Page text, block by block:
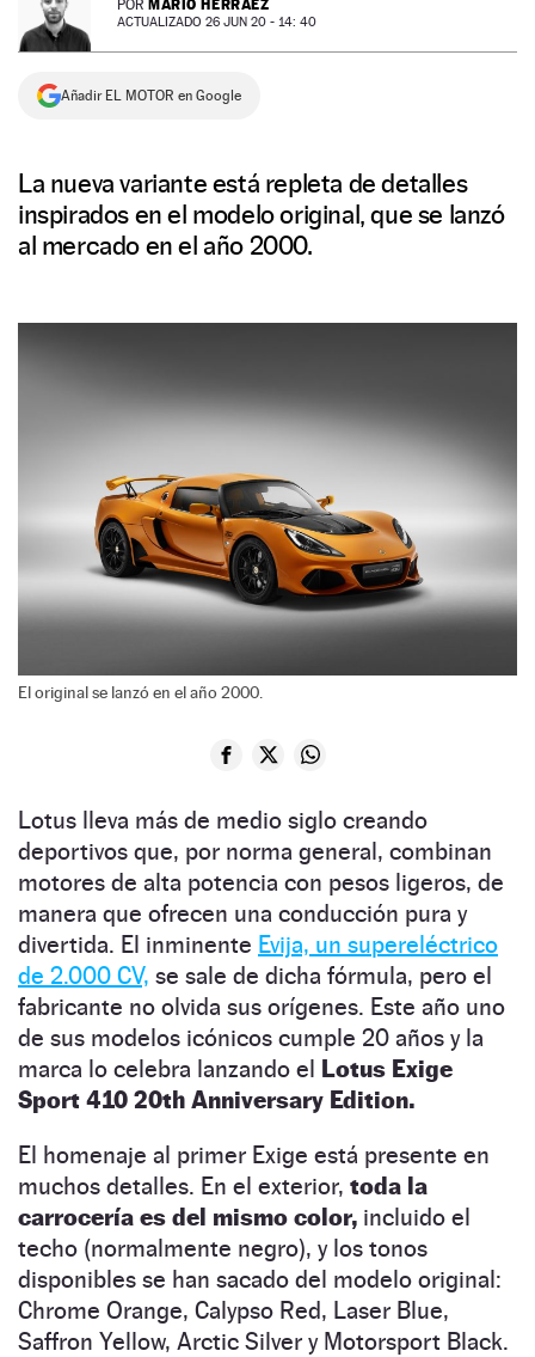
NEWSLETTER
SÍGUENOS
POR MARIO HERRÁEZ
ACTUALIZADO 26 JUN 20 - 14: 40
Añadir EL MOTOR en Google
La nueva variante está repleta de detalles
inspirados en el modelo original, que se lanzó
al mercado en el año 2000.
El original se lanzó en el año 2000.
Lotus lleva más de medio siglo creando
deportivos que, por norma general, combinan
motores de alta potencia con pesos ligeros, de
manera que ofrecen una conducción pura y
divertida. El inminente Evija, un supereléctrico
de 2.000 CV, se sale de dicha fórmula, pero el
fabricante no olvida sus orígenes. Este año uno
de sus modelos icónicos cumple 20 años y la
marca lo celebra lanzando el Lotus Exige
Sport 410 20th Anniversary Edition.
El homenaje al primer Exige está presente en
muchos detalles. En el exterior, toda la
carrocería es del mismo color, incluido el
techo (normalmente negro), y los tonos
disponibles se han sacado del modelo original:
Chrome Orange, Calypso Red, Laser Blue,
Saffron Yellow, Arctic Silver y Motorsport Black.